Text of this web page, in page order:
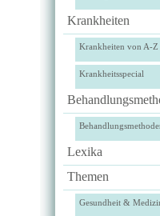
Krankheiten
Krankheiten von A-Z
Krankheitsspecial
Lexika
Themen
Gesundheit &